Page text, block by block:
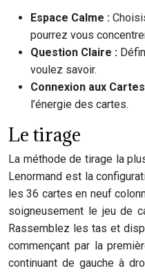
Espace Calme :
pourrez vous
Question Claire :
voulez savoir.
Connexion aux
l’énergie des cartes.
Le tirage
La méthode de tirage la
Lenormand est la
les 36 cartes en neuf
soigneusement le jeu de
Rassemblez les tas et
commençant par la
continuant de gauche à